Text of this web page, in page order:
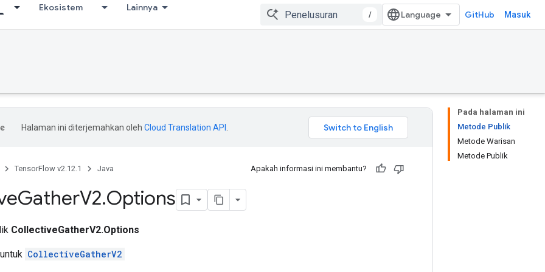
Ekosistem Lainnya
/ GitHub Masuk
Pada halaman ini
Metode Publik
Metode Warisan
Metode Publik
Halaman ini diterjemahkan oleh Cloud Translation API
TensorFlow v2.12.1 Java Apakah informasi ini membantu?
GatherV2.Options
CollectiveGatherV2.Options
CollectiveGatherV2